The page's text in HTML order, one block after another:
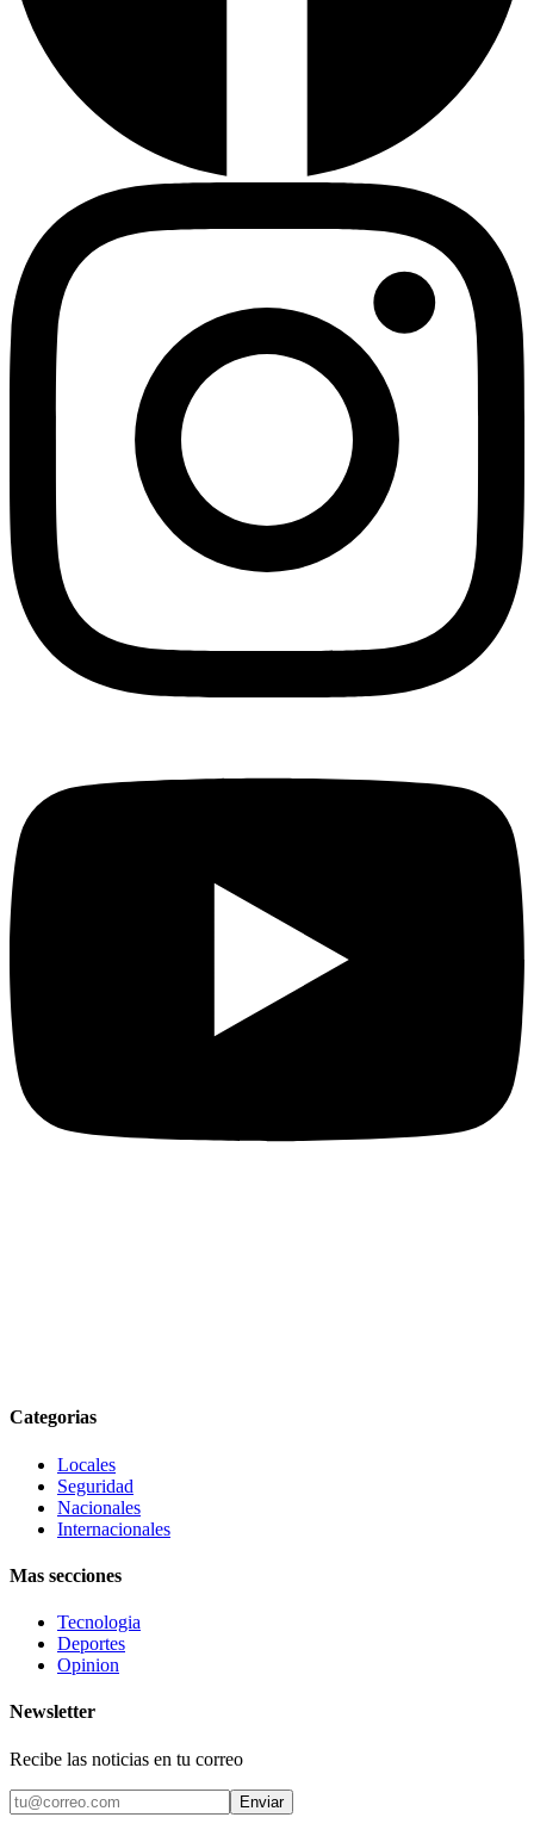
Categorias
Locales
Seguridad
Nacionales
Internacionales
Mas secciones
Tecnologia
Deportes
Opinion
Newsletter
Recibe las noticias en tu correo
Enviar